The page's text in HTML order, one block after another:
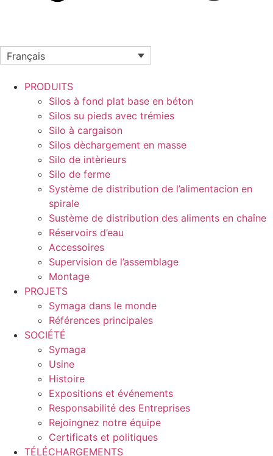
Français
PRODUITS
Silos à fond plat base en béton
Silos su pieds avec trémies
Silo à cargaison
Silos dèchargement en masse
Silo de intèrieurs
Silo de ferme
Système de distribution de l’alimentacion en
spirale
Sustème de distribution des aliments en chaîne
Réservoirs d’eau
Accessoires
Supervision de l’assemblage
Montage
PROJETS
Symaga dans le monde
Références principales
SOCIÉTÉ
Symaga
Usine
Histoire
Expositions et événements
Responsabilité des Entreprises
Rejoingnez notre équipe
Certificats et politiques
TÉLÉCHARGEMENTS